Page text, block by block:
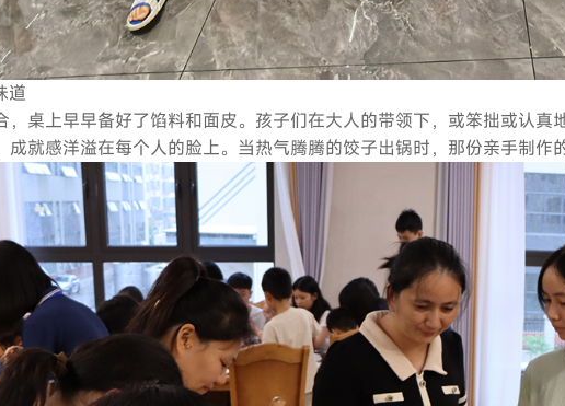
道
，桌上早早备好了馅料和面皮。孩子们在大人的带领下，或笨拙或认
就感洋溢在每个人的脸上。当热气腾腾的饺子出锅时，那份亲手制作